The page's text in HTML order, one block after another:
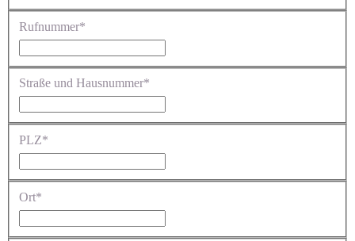
Rufnummer*
Straße und Hausnummer*
PLZ*
Ort*